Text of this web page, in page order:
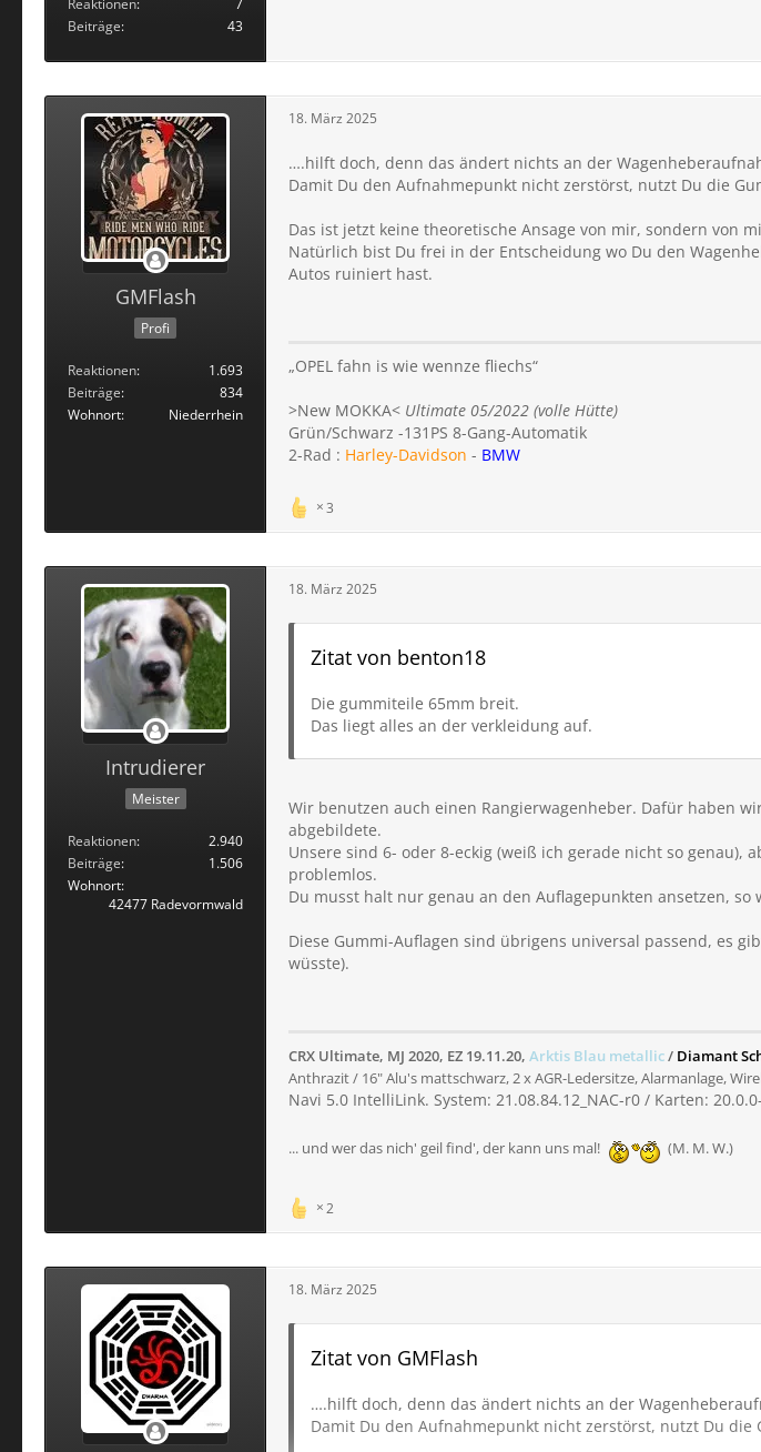
Beiträge
43
GMFlash
Profi
Reaktionen
1.693
Beiträge
834
Wohnort
Niederrhein
18. März 2025
….hilft doch, denn das ändert nichts an der
Damit Du den Aufnahmepunkt nicht zerstörst, nutzt Du die
Das ist jetzt keine theoretische Ansage von mir, sondern von
Natürlich bist Du frei in der Entscheidung wo Du den
Autos ruiniert hast.
„OPEL fahn is wie wennze fliechs“
>New MOKKA< Ultimate 05/2022 (volle Hütte)
Grün/Schwarz -131PS 8-Gang-Automatik
2-Rad : Harley-Davidson - BMW
3
Intrudierer
Meister
Reaktionen
2.940
Beiträge
1.506
Wohnort
42477 Radevormwald
18. März 2025
Zitat von benton18
Die gummiteile 65mm breit.
Das liegt alles an der verkleidung auf.
Wir benutzen auch einen Rangierwagenheber. Dafür haben
abgebildete.
Unsere sind 6- oder 8-eckig (weiß ich gerade nicht so genau),
problemlos.
Du musst halt nur genau an den Auflagepunkten ansetzen, so
Diese Gummi-Auflagen sind übrigens universal passend, es
wüsste).
CRX Ultimate, MJ 2020, EZ 19.11.20, Arktis Blau metallic/ Diamant
Anthrazit / 16" Alu's mattschwarz, 2 x AGR-Ledersitze, Alarmanlage,
Navi 5.0 IntelliLink. System: 21.08.84.12_NAC-r0 / Karten:
... und wer das nich' geil find', der kann uns mal! (M. M. W.)
2
18. März 2025
Zitat von GMFlash
….hilft doch, denn das ändert nichts an der
Damit Du den Aufnahmepunkt nicht zerstörst, nutzt Du die